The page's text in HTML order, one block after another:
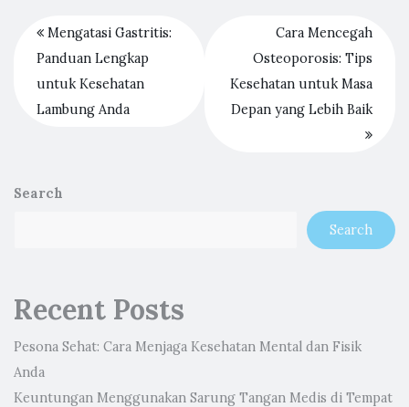
Mengatasi Gastritis:
Panduan Lengkap
untuk Kesehatan
Lambung Anda
Cara Mencegah
Osteoporosis: Tips
Kesehatan untuk Masa
Depan yang Lebih Baik
Search
Search
Recent Posts
Pesona Sehat: Cara Menjaga Kesehatan Mental dan Fisik
Anda
Keuntungan Menggunakan Sarung Tangan Medis di Tempat